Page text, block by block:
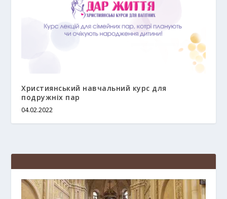
Християнський навчальний курс для
подружніх пар
04.02.2022